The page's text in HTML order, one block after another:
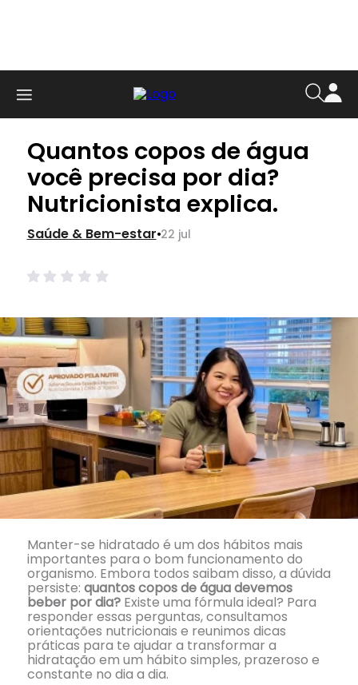
Quantos copos de água
você precisa por dia?
Nutricionista explica.
Saúde & Bem-estar.22 jul
Manter-se hidratado é um dos hábitos mais
importantes para o bom funcionamento do
organismo. Embora todos saibam disso, a dúvida
persiste: quantos copos de água devemos
beber por dia?Existe uma fórmula ideal? Para
responder essas perguntas, consultamos
orientações nutricionais e reunimos dicas
práticas para te ajudar a transformar a
hidratação em um hábito simples, prazeroso e
constante no dia a dia.